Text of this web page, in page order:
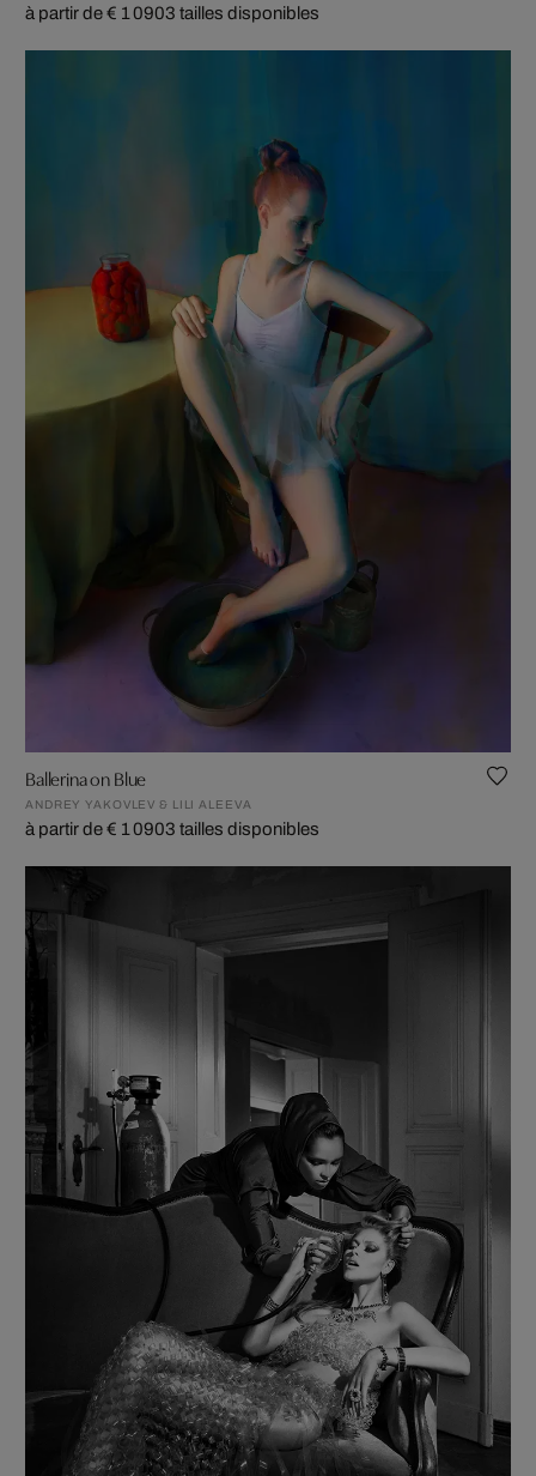
à partir de € 1 0903 tailles disponibles
Ballerina on Blue
ANDREY YAKOVLEV & LILI ALEEVA
à partir de € 1 0903 tailles disponibles